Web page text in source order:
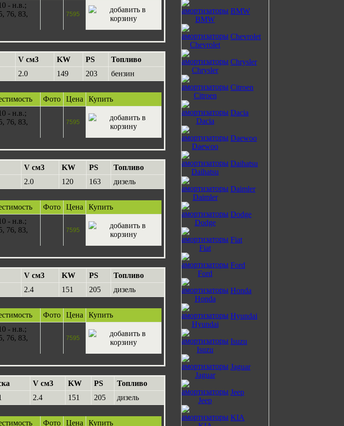
- н.в.;
76, 83,
7595
V см3 KW PS Топливо
2.0 149 203 бензин
Фото Цена Купить
- н.в.;
76, 83,
7595
V см3 KW PS Топливо
2.0 120 163 дизель
Фото Цена Купить
- н.в.;
76, 83,
7595
V см3 KW PS Топливо
2.4 151 205 дизель
Фото Цена Купить
- н.в.;
76, 83,
7595
V см3 KW PS Топливо
2.4 151 205 дизель
Фото Цена Купить
BMW
Chevrolet
Chrysler
Citroen
Dacia
Daewoo
Daihatsu
Daimler
Dodge
Fiat
Ford
Honda
Hyundai
Isuzu
Jaguar
Jeep
KIA